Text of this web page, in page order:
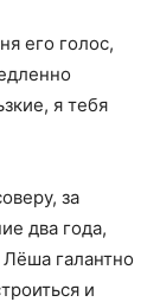
его голос,
я тебя
за
два года,
галантно
и